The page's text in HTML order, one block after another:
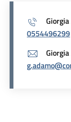
0554496299